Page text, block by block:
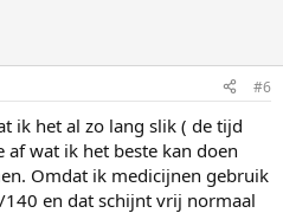
#6
ik het al zo lang slik ( de tijd
wat ik het beste kan doen
Omdat ik medicijnen gebruik
en dat schijnt vrij normaal